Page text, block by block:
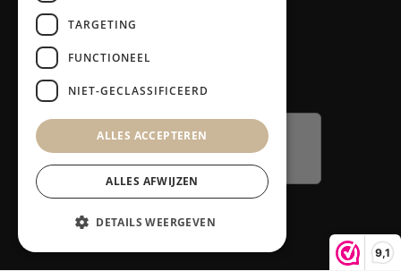
9,1
Klantenservice
Contact
Retours en garantie
Klacht melden
TARGETING
FUNCTIONEEL
NIET-GECLASSIFICEERD
ALLES ACCEPTEREN
ALLES AFWIJZEN
DETAILS WEERGEVEN